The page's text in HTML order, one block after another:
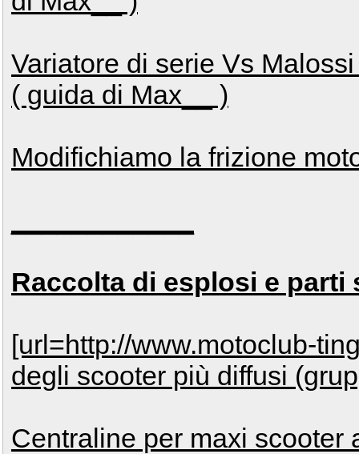
Variatore di serie Vs
( guida di Max__ )
Modifichiamo la frizione
Raccolta di esplosi e parti
[url=http://www.motoclub-
degli scooter più diffusi
Centraline per maxi scooter